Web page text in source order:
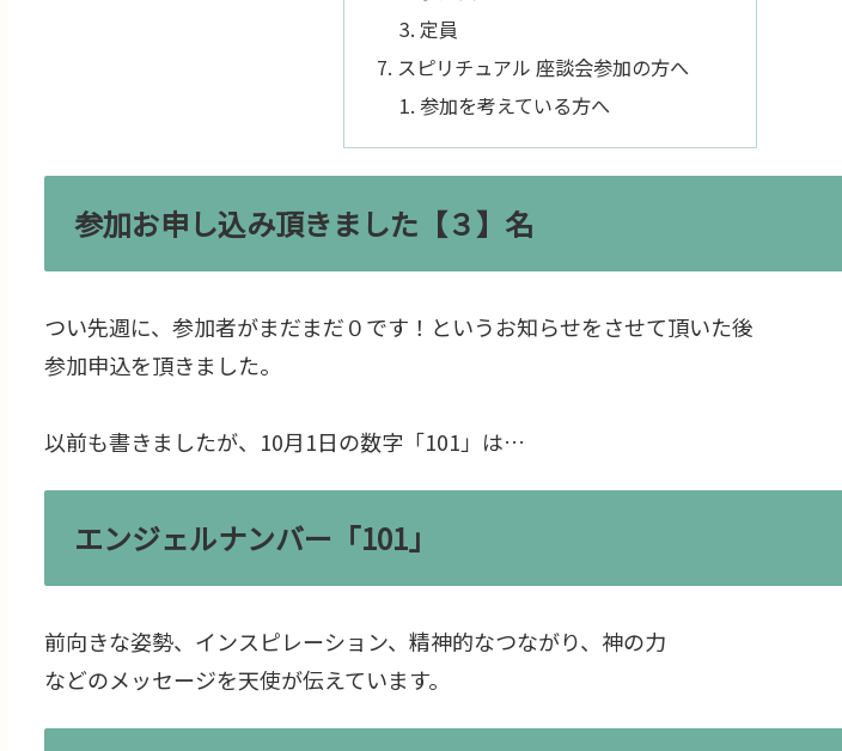
定員
スピリチュアル 座談会参加の方へ
参加を考えている方へ
参加お申し込み頂きました【３】名
つい先週に、参加者がまだまだ０です！というお知らせをさせて頂いた後
参加申込を頂きました。
以前も書きましたが、10月1日の数字「101」は…
エンジェルナンバー「101」
前向きな姿勢、インスピレーション、精神的なつながり、神の力
などのメッセージを天使が伝えています。